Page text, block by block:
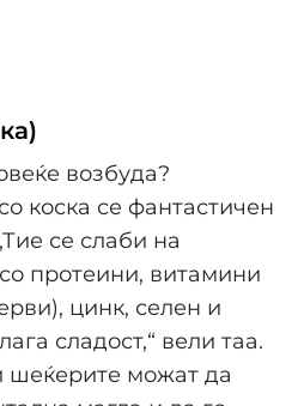
возбуда?
коска се фантастичен
се слаби на
протеини, витамини
цинк, селен и
сладост,“ вели таа.
шеќерите можат да